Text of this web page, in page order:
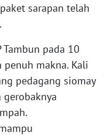
sarapan telah
pada 10
makna. Kali
pedagang siomay